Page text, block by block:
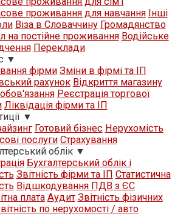
проживання для навчання Iнші
Віза в Словаччину Громадянство
на постійне проживання Водійське
Переклади
▼
фірми Зміни в фірмі та ІП
рахунок Відкриття магазину
Реєстрація торгової
Ліквідація фірми та ІП
▼
Готовий бізнес Нерухомість
послуги Страхування
облік ▼
Бухгалтерський облік і
Звітність фірми та ІП Статистична
Відшкодування ПДВ з ЄС
плата Аудит Звітність фізичних
по нерухомості / авто